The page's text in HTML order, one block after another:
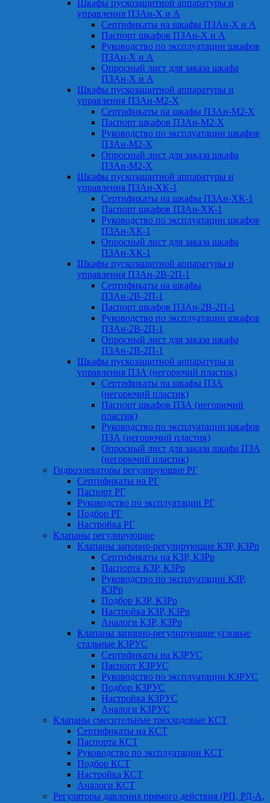
Шкафы пускозащитной аппаратуры и
управления ПЗАн-Х и А
Сертификаты на шкафы ПЗАн-Х и А
Паспорт шкафов ПЗАн-Х и А
Руководство по эксплуатации шкафов
ПЗАн-Х и А
Опросный лист для заказа шкафа
ПЗАн-Х и А
Шкафы пускозащитной аппаратуры и
управления ПЗАн-М2-Х
Сертификаты на шкафы ПЗАн-М2-Х
Паспорт шкафов ПЗАн-М2-Х
Руководство по эксплуатации шкафов
ПЗАн-М2-Х
Опросный лист для заказа шкафа
ПЗАн-М2-Х
Шкафы пускозащитной аппаратуры и
управления ПЗАн-ХК-1
Сертификаты на шкафы ПЗАн-ХК-1
Паспорт шкафов ПЗАн-ХК-1
Руководство по эксплуатации шкафов
ПЗАн-ХК-1
Опросный лист для заказа шкафа
ПЗАн-ХК-1
Шкафы пускозащитной аппаратуры и
управления ПЗАн-2В-2П-1
Сертификаты на шкафы
ПЗАн-2В-2П-1
Паспорт шкафов ПЗАн-2В-2П-1
Руководство по эксплуатации шкафов
ПЗАн-2В-2П-1
Опросный лист для заказа шкафа
ПЗАн-2В-2П-1
Шкафы пускозащитной аппаратуры и
управления ПЗА (негорючий пластик)
Сертификаты на шкафы ПЗА
(негорючий пластик)
Паспорт шкафов ПЗА (негорючий
пластик)
Руководство по эксплуатации шкафов
ПЗА (негорючий пластик)
Опросный лист для заказа шкафа ПЗА
(негорючий пластик)
Гидроэлеваторы регулирующие РГ
Сертификаты на РГ
Паспорт РГ
Руководство по эксплуатации РГ
Подбор РГ
Настройка РГ
Клапаны регулирующие
Клапаны запорно-регулирующие КЗР, КЗРр
Сертификаты на КЗР, КЗРр
Паспорта КЗР, КЗРр
Руководство по эксплуатации КЗР,
КЗРр
Подбор КЗР, КЗРр
Настройка КЗР, КЗРр
Аналоги КЗР, КЗРр
Клапаны запорно-регулирующие угловые
стальные КЗРУС
Сертификаты на КЗРУС
Паспорт КЗРУС
Руководство по эксплуатации КЗРУС
Подбор КЗРУС
Настройка КЗРУС
Аналоги КЗРУС
Клапаны смесительные трехходовые КСТ
Сертификаты на КСТ
Паспорта КСТ
Руководство по эксплуатации КСТ
Подбор КСТ
Настройка КСТ
Аналоги КСТ
Регуляторы давления прямого действия (РП, РД-А,